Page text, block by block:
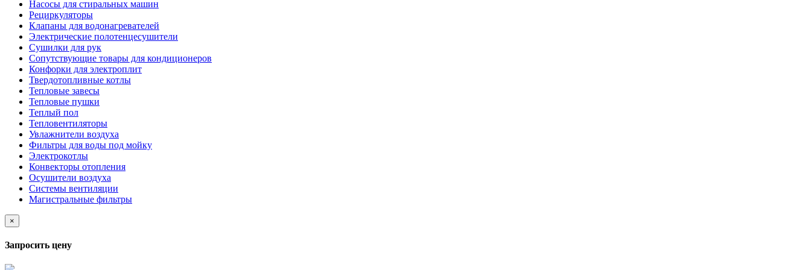
Насосы для стиральных машин
Рециркуляторы
Клапаны для водонагревателей
Электрические полотенцесушители
Сушилки для рук
Сопутствующие товары для кондиционеров
Конфорки для электроплит
Твердотопливные котлы
Тепловые завесы
Тепловые пушки
Теплый пол
Тепловентиляторы
Увлажнители воздуха
Фильтры для воды под мойку
Электрокотлы
Конвекторы отопления
Осушители воздуха
Системы вентиляции
Магистральные фильтры
×
Запросить цену